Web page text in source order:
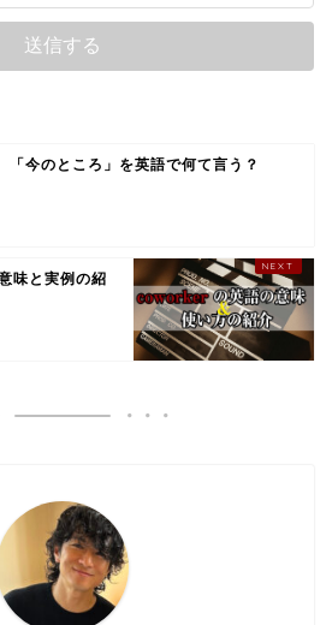
「今のところ」を英語で何て言う？
味と実例の紹